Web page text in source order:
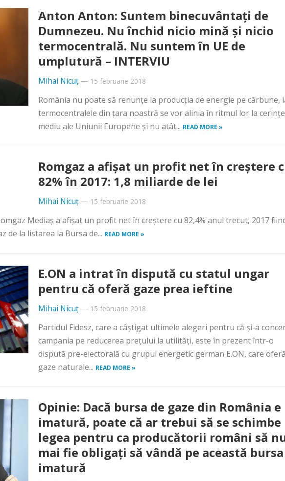
Anton Anton: Suntem binecuvântaţi de
Dumnezeu. Nu închid nicio mină şi nicio
termocentrală. Nu suntem în UE de
umplutură – INTERVIU
Mihai Nicuț— 15 februarie 2018
România nu poate să renunţe la producţia de energie pe cărbune,
termocentralele din ţara noastră se vor alinia în ritmul lor la
mediu ale Uniunii Europene şi nu atât... READ MORE »
Romgaz a afişat un profit net în creştere
82% în 2017: 1,8 miliarde de lei
Mihai Nicuț— 15 februarie 2018
Mediaş a afişat un profit net în creştere cu 82,4% anul trecut, 2017
de la listarea la Bursa de... READ MORE »
E.ON a intrat în dispută cu statul ungar
pentru că oferă gaze prea ieftine
Mihai Nicuț— 15 februarie 2018
Partidul Fidesz, care a câştigat ultimele alegeri pentru că şi-a
campania pe reducerea preţului la utilităţi, este în prezent într-o
dispută pre-electorală cu grupul energetic german E.ON, care oferă
gaze naturale... READ MORE »
Opinie: Dacă bursa de gaze din România e
imatură, poate că ar trebui să se schimbe
legea pentru ca producătorii români să
mai fie obligaţi să vândă pe această bursa
imatură